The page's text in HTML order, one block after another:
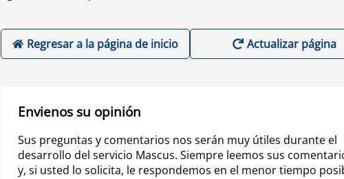
Regresar a la página de inicio Actualizar página
Envienos su opinión
Sus preguntas y comentarios nos serán muy útiles durante el
desarrollo del servicio Mascus. Siempre leemos sus
y, si usted lo solicita, le respondemos en el menor tiempo